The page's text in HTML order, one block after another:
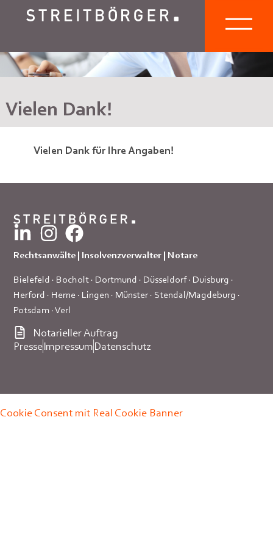
Vielen Dank!
Vielen Dank für Ihre Angaben!
Rechtsanwälte | Insolvenzverwalter | Notare
Bielefeld · Bocholt · Dortmund · Düsseldorf· Duisburg ·
Herford · Herne · Lingen · Münster · Stendal/Magdeburg ·
Potsdam ·Verl
Notarieller Auftrag
PresseImpressumDatenschutz
Cookie Consent mit Real Cookie Banner